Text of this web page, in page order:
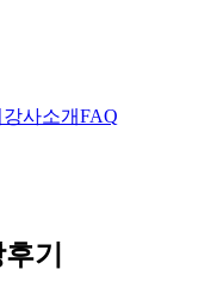
강사소개FAQ
기